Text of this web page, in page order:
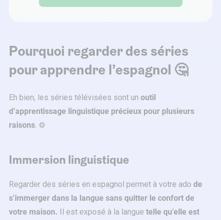
Pourquoi regarder des séries
pour apprendre l’espagnol 🤔
Eh bien, les séries télévisées sont un outil
d’apprentissage linguistique précieux pour plusieurs
raisons . ⚙️
Immersion linguistique
Regarder des séries en espagnol permet à votre ado de
s’immerger dans la langue sans quitter le confort de
votre maison. Il est exposé à la langue telle qu’elle est